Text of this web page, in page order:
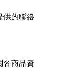
供的聯絡
各商品資